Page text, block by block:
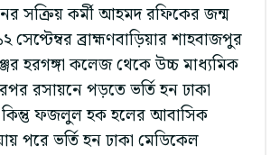
সক্রিয় কর্মী আহমদ রফিকের জন্ম
সেপ্টেম্বর ব্রাহ্মণবাড়িয়ার শাহবাজপুর
হরগঙ্গা কলেজ থেকে উচ্চ মাধ্যমিক
রসায়নে পড়তে ভর্তি হন ঢাকা
কিন্তু ফজলুল হক হলের আবাসিক
পরে ভর্তি হন ঢাকা মেডিকেল